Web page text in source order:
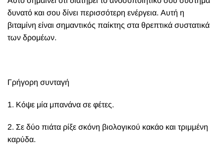
δυνατό και σου δίνει περισσότερη ενέργεια. Αυτή η
βιταμίνη είναι σημαντικός παίκτης στα θρεπτικά συστατικά
των δρομέων.
Γρήγορη συνταγή
1. Κόψε μία μπανάνα σε φέτες.
2. Σε δύο πιάτα ρίξε σκόνη βιολογικού κακάο και τριμμένη
καρύδα.